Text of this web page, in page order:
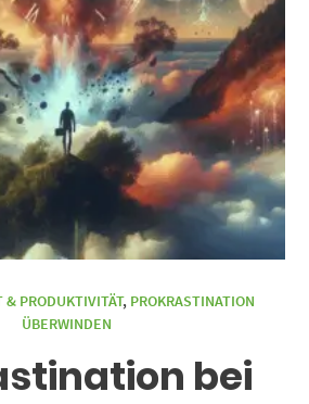
PRODUKTIVITÄT, PROKRASTINATION
ÜBERWINDEN
bei